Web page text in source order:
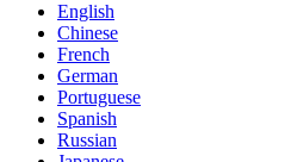
English
Chinese
French
German
Portuguese
Spanish
Russian